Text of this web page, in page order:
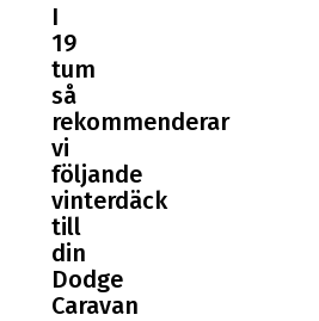
I
19
tum
så
rekommenderar
vi
följande
vinterdäck
till
din
Dodge
Caravan